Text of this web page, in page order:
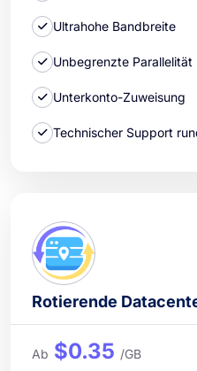
Ultrahohe Bandbreite
Unbegrenzte Parallelität
Unterkonto-Zuweisung
Technischer Support
Rotierende
Ab $0.35 /GB